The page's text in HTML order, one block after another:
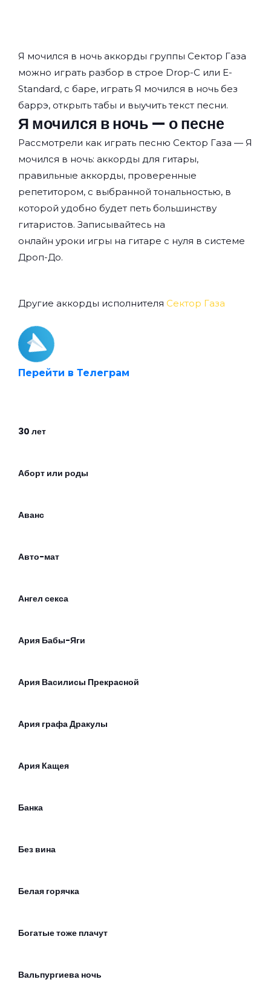
Я мочился в ночь аккорды группы Сектор Газа
можно играть разбор в строе Drop-C или E-
Standard, с баре, играть Я мочился в ночь без
баррэ, открыть табы и выучить текст песни.
Я мочился в ночь — о песне
Рассмотрели как играть песню Сектор Газа — Я
мочился в ночь: аккорды для гитары,
правильные аккорды, проверенные
репетитором, с выбранной тональностью, в
которой удобно будет петь большинству
гитаристов. Записывайтесь на
онлайн уроки игры на гитаре с нуля в системе
Дроп-До.
Другие аккорды исполнителя Сектор Газа
Перейти в Телеграм
30 лет
Аборт или роды
Аванс
Авто-мат
Ангел секса
Ария Бабы-Яги
Ария Василисы Прекрасной
Ария графа Дракулы
Ария Кащея
Банка
Без вина
Белая горячка
Богатые тоже плачут
Вальпургиева ночь